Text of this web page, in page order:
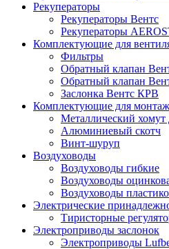
Рекуператоры
Рекуператоры Вентс
Рекуператоры
Комплектующие для
Фильтры
Обратный клапан
Обратный клапан
Заслонка Вентс КРВ
Комплектующие для
Металлический хомут
Алюминиевый скотч
Винт-шуруп
Воздуховоды
Воздуховоды гибкие
Воздуховоды
Воздуховоды
Электрические
Тиристорные
Электроприводы заслонок
Электроприводы